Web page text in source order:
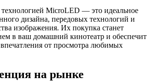
технологией MicroLED — это идеальное
дизайна, передовых технологий и
изображения. Их покупка станет
в ваш домашний кинотеатр и обеспечит
от просмотра любимых
на рынке